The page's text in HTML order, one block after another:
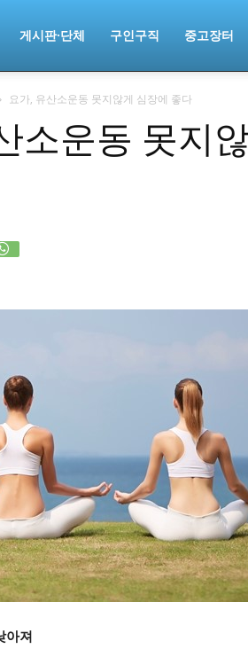
게시판·단체 구인구직 중고장터
요가, 유산소운동 못지않게 심장에 좋다
소운동 못지
아져